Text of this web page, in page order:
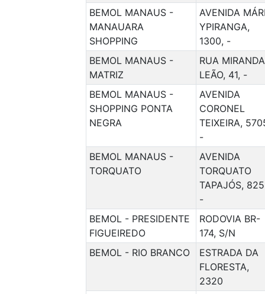
BEMOL MANAUS -
MANAUARA
SHOPPING
AVENIDA
YPIRANGA,
1300, -
BEMOL MANAUS -
MATRIZ
RUA MIRANDA
LEÃO, 41, -
BEMOL MANAUS -
SHOPPING PONTA
NEGRA
AVENIDA
CORONEL
TEIXEIRA,
-
BEMOL MANAUS -
TORQUATO
AVENIDA
TORQUATO
TAPAJÓS,
-
BEMOL - PRESIDENTE
FIGUEIREDO
RODOVIA BR-
174, S/N
BEMOL - RIO BRANCO
ESTRADA DA
FLORESTA,
2320